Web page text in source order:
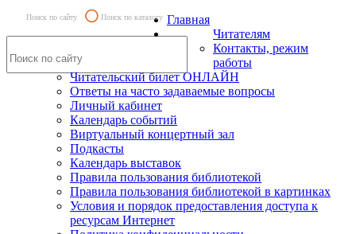
Поиск по сайту Поиск по каталогу Главная
Читателям
Контакты, режим
работы
Читательский билет ОНЛАЙН
Ответы на часто задаваемые вопросы
Личный кабинет
Календарь событий
Виртуальный концертный зал
Подкасты
Календарь выставок
Правила пользования библиотекой
Правила пользования библиотекой в картинках
Условия и порядок предоставления доступа к
ресурсам Интернет